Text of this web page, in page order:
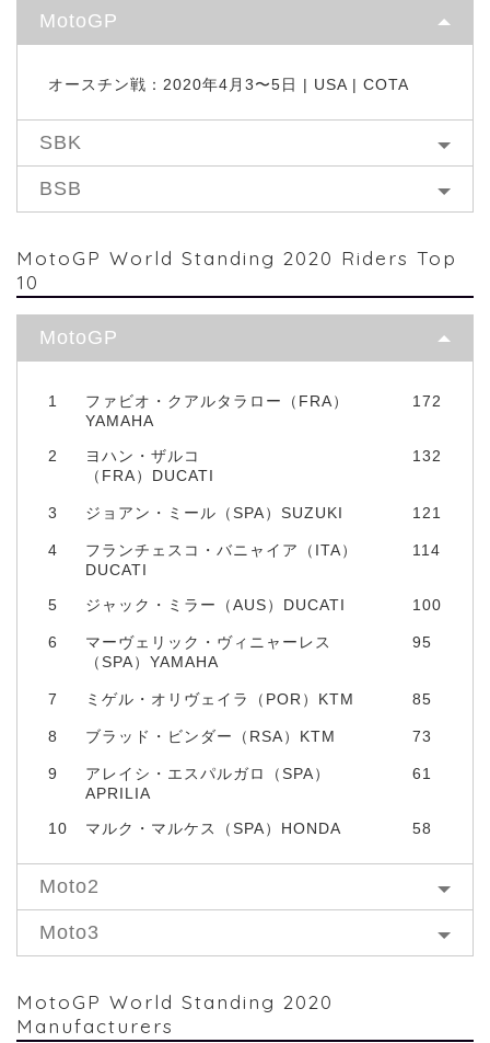
MotoGP
オースチン戦：2020年4月3〜5日 | USA | COTA
SBK
BSB
MotoGP World Standing 2020 Riders Top
10
MotoGP
1
ファビオ・クアルタラロー（FRA）
YAMAHA
172
2
ヨハン・ザルコ
（FRA）DUCATI
132
3 ジョアン・ミール（SPA）SUZUKI 121
4
フランチェスコ・バニャイア（ITA）
DUCATI
114
5 ジャック・ミラー（AUS）DUCATI 100
6
マーヴェリック・ヴィニャーレス
（SPA）YAMAHA
95
7 ミゲル・オリヴェイラ（POR）KTM 85
8 ブラッド・ビンダー（RSA）KTM 73
9
アレイシ・エスパルガロ（SPA）
APRILIA
61
10 マルク・マルケス（SPA）HONDA 58
Moto2
Moto3
MotoGP World Standing 2020
Manufacturers